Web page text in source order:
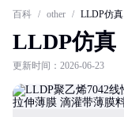
百科 / other / LLDP仿真
LLDP仿真
更新时间：2026-06-23